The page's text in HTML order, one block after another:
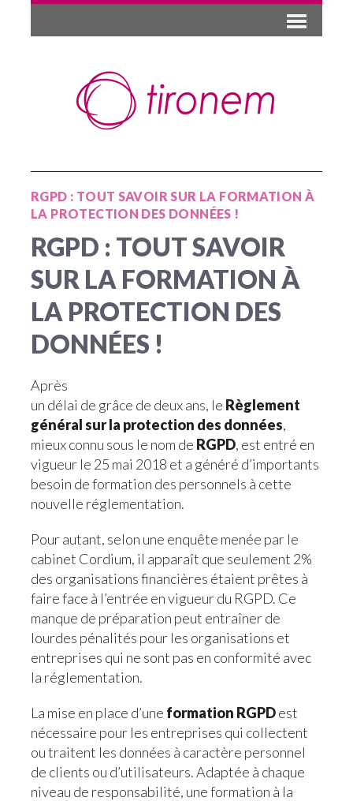
RGPD : TOUT SAVOIR SUR LA FORMATION À
LA PROTECTION DES DONNÉES !
RGPD : TOUT SAVOIR
SUR LA FORMATION À
LA PROTECTION DES
DONNÉES !
Après
un délai de grâce de deux ans, le Règlement
général sur la protection des données,
mieux connu sous le nom de RGPD, est entré en
vigueur le 25 mai 2018 et a généré d’importants
besoin de formation des personnels à cette
nouvelle réglementation.
Pour autant, selon une enquête menée par le
cabinet Cordium, il apparaît que seulement 2%
des organisations financières étaient prêtes à
faire face à l’entrée en vigueur du RGPD. Ce
manque de préparation peut entraîner de
lourdes pénalités pour les organisations et
entreprises qui ne sont pas en conformité avec
la réglementation.
La mise en place d’une formation RGPDest
nécessaire pour les entreprises qui collectent
ou traitent les données à caractère personnel
de clients ou d’utilisateurs. Adaptée à chaque
niveau de responsabilité, une formation à la